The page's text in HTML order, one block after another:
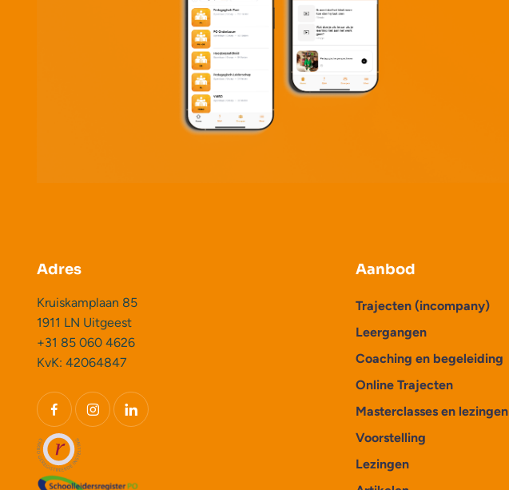
Adres
Kruiskamplaan 85
1911 LN Uitgeest
+31 85 060 4626
KvK: 42064847
Aanbod
Trajecten (incompany)
Leergangen
Coaching en begeleiding
Online Trajecten
Masterclasses en lezingen
Voorstelling
Lezingen